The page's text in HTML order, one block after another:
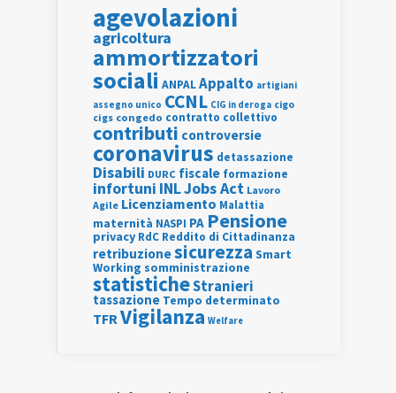
agevolazioni
agricoltura
ammortizzatori
sociali ANPALAppalto artigiani
assegno unico CCNL CIG in deroga cigo
cigs congedo contratto collettivo
contributi controversie
coronavirus detassazione
Disabili DURC fiscale formazione
infortuni INLJobs Act Lavoro
Agile Licenziamento Malattia
maternità NASPI PA Pensione
privacy RdC Reddito di Cittadinanza
retribuzionesicurezza Smart
Working somministrazione
statisticheStranieri
tassazione Tempo determinato
TFRVigilanza Welfare